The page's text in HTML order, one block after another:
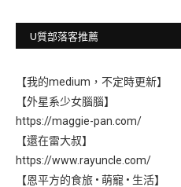
U質部落客推薦
【我的medium，不定時更新】
【外星系少女腦腦】
https://maggie-pan.com/
【還在雷大叔】
https://www.rayuncle.com/
【恩平方的食旅 • 萌寵 • 生活】